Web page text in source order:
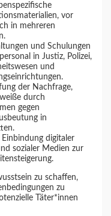
vor
in mehreren
und Schulungen
in Justiz, Polizei,
und
der Nachfrage,
durch
gegen
in
Einbindung digitaler
sozialer Medien zur
zu schaffen,
zu
Täter*innen